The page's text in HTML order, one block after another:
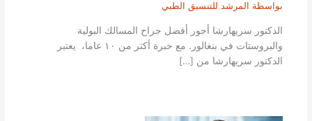
بواسطة المرشد للتنسيق الطبي
الدكتور سريهارشا أجور أفضل جراح المسالك البولية
والبروستات في بنغالور. مع خبرة أكثر من ١٠ عاما، يعتبر
الدكتور سريهارشا من […]